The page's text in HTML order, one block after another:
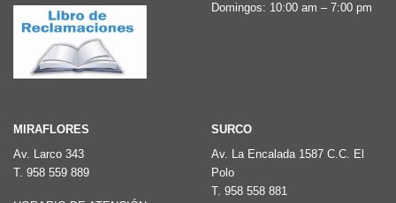
Domingos: 10:00 am – 7:00 pm
MIRAFLORES
Av. Larco 343
T. 958 559 889
SURCO
Av. La Encalada 1587 C.C. El
Polo
T. 958 558 881